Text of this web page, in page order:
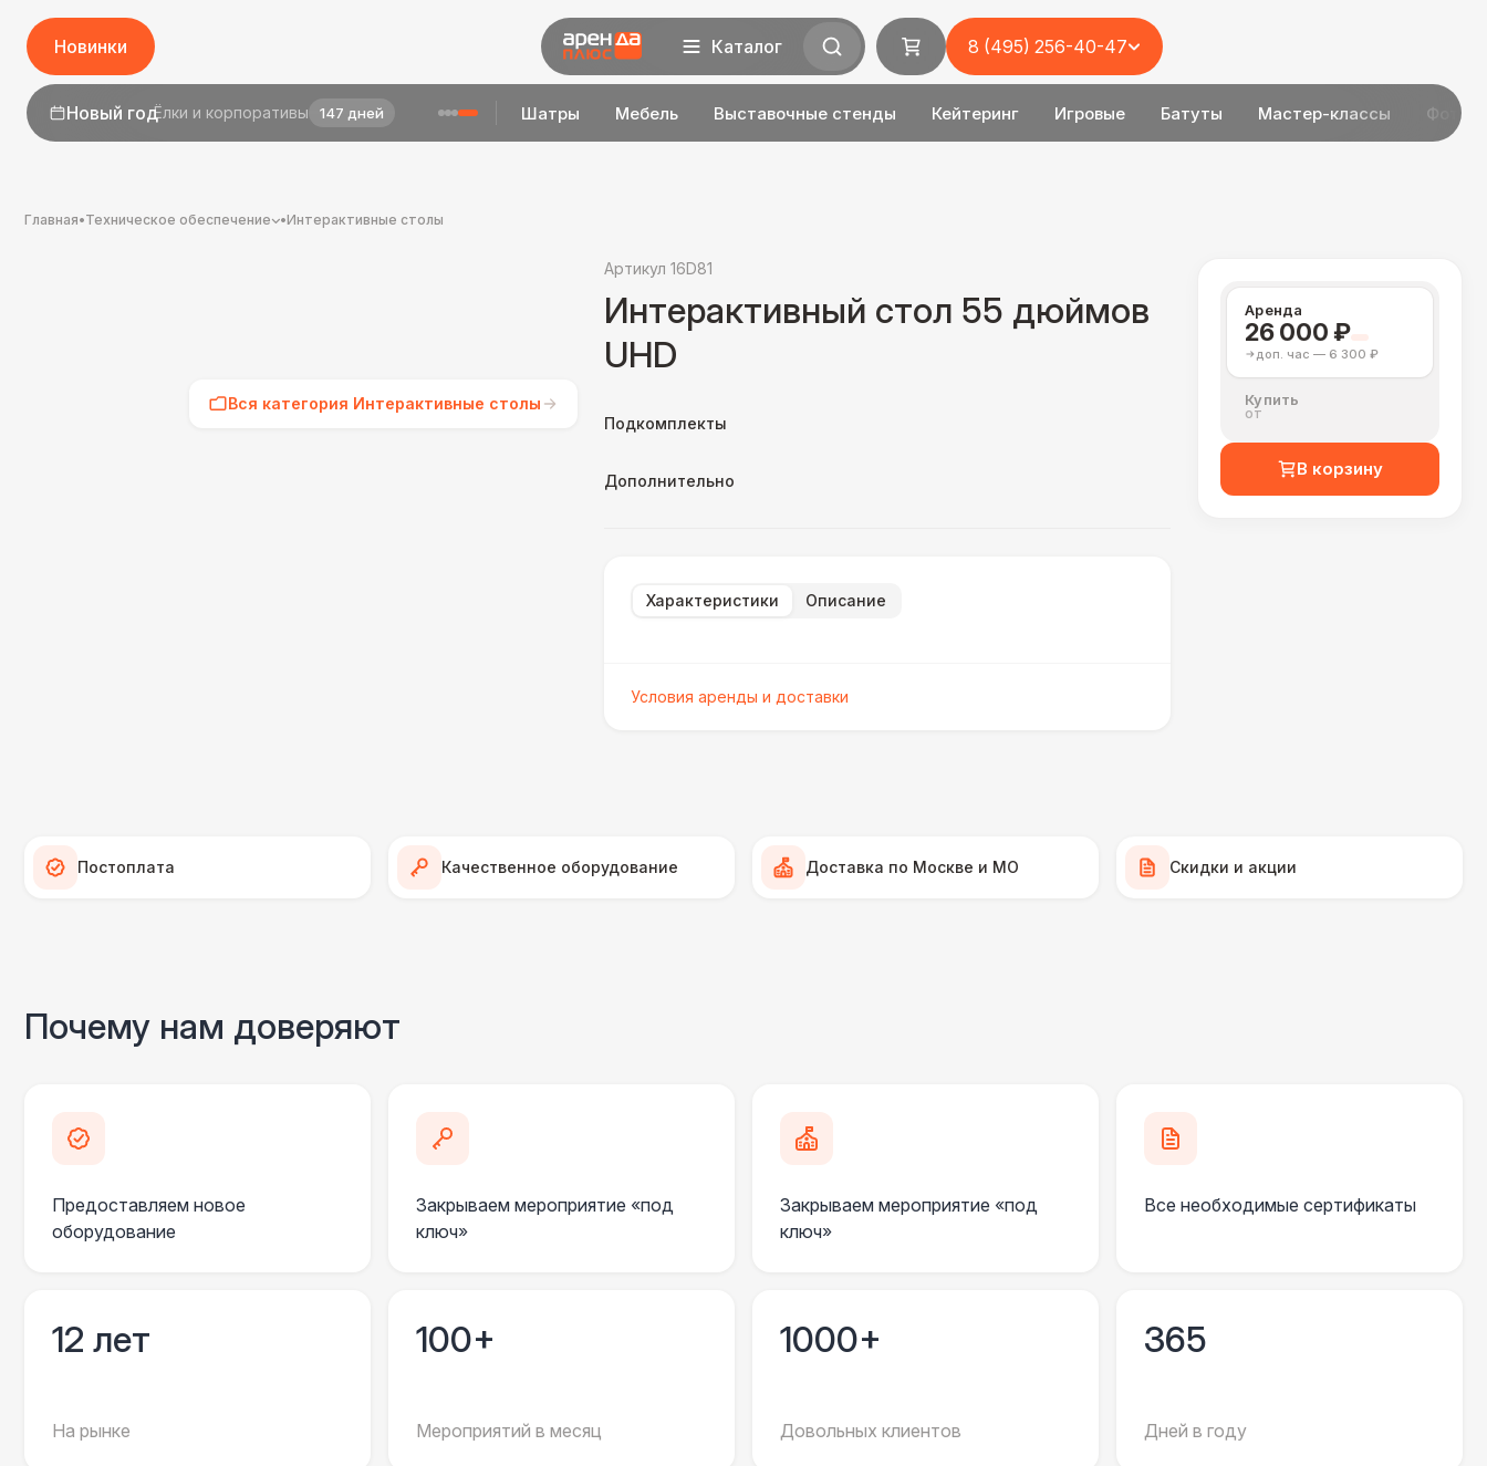
Новинки
1 сентябряДень знаний 25 дней Шатры Мебель Выставочные стенды Кейтеринг Игровые Батуты Мастер-классы
Каталог 8 (495) 256-40-47
Главная•Техническое обеспечение •Интерактивные столы
Вся категория Интерактивные столы
Артикул 16D81
Интерактивный стол 55 дюймов
UHD
Подкомплекты
Дополнительно
Характеристики Описание
Условия аренды и доставки
Аренда
26 000 ₽
доп. час — 6 300 ₽
Купить
от
В корзину
Постоплата Качественное оборудование Доставка по Москве и МО Скидки и акции
Почему нам доверяют
Предоставляем новое
оборудование
Закрываем мероприятие «под
ключ»
Закрываем мероприятие «под
ключ»
Все необходимые сертификаты
12 лет
На рынке
100+
Мероприятий в месяц
1000+
Довольных клиентов
365
Дней в году